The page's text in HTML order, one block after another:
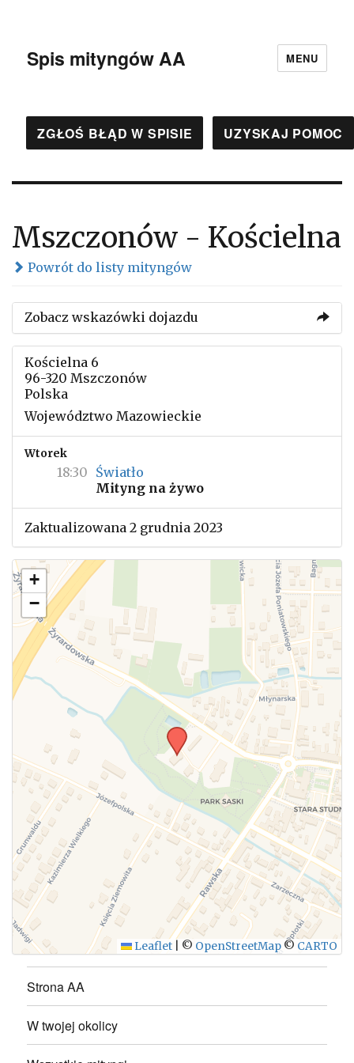
Spis mityngów AA MENU
ZGŁOŚ BŁĄD W SPISIE UZYSKAJ POMOC
Mszczonów - Kościelna
Powrót do listy mityngów
Zobacz wskazówki dojazdu
Kościelna 6
96-320 Mszczonów
Polska
Województwo Mazowieckie
Wtorek
18:30 Światło
Mityng na żywo
Zaktualizowana 2 grudnia 2023
+
−
Leaflet © OpenStreetMap © CARTO
Strona AA
W twojej okolicy